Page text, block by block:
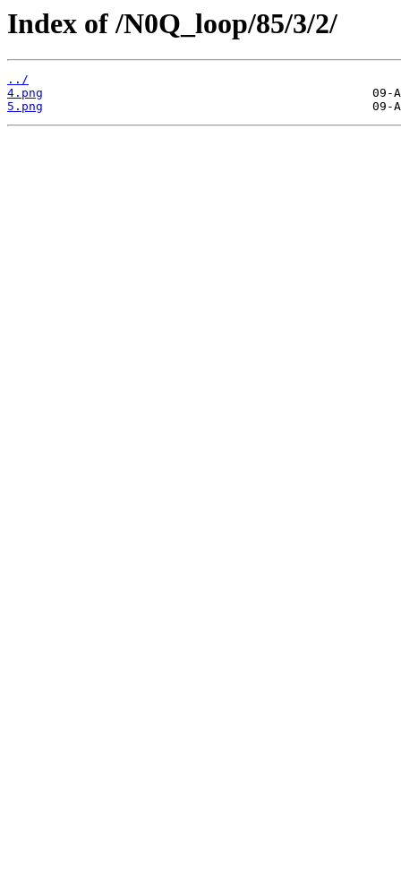
Index of /N0Q_loop/85/3/2/
../
4.png
5.png